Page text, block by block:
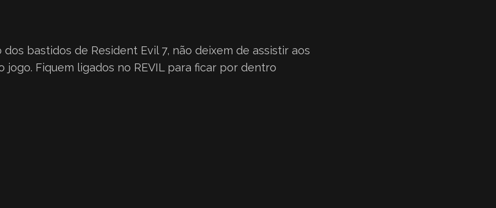
bastidos de Resident Evil 7, não deixem de assistir aos
jogo. Fiquem ligados no REVIL para ficar por dentro